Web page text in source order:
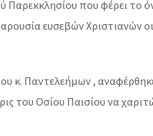
Παρεκκλησίου που φέρει το
ευσεβών Χριστιανών
κ. Παντελεήμων ,
του Οσίου Παισίου να